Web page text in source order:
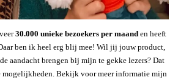
30.000 unieke bezoekers per maanden heeft
ben ik heel erg blij mee! Wil jij jouw product,
aandacht brengen bij mijn te gekke lezers? Dat
Bekijk voor meer informatie mijn